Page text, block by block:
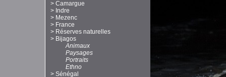
> Camargue
> Indre
> Mezenc
> France
> Réserves naturelles
> Bijagos
Animaux
Paysages
Portraits
Ethno
> Sénégal